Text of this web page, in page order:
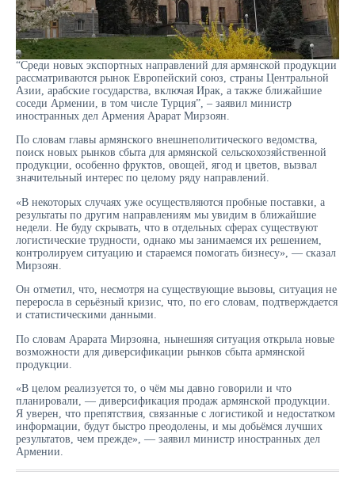
“Среди новых экспортных направлений для армянской продукции
рассматриваются рынок Европейский союз, страны Центральной
Азии, арабские государства, включая Ирак, а также ближайшие
соседи Армении, в том числе Турция”, – заявил министр
иностранных дел Армения Арарат Мирзоян.
По словам главы армянского внешнеполитического ведомства,
поиск новых рынков сбыта для армянской сельскохозяйственной
продукции, особенно фруктов, овощей, ягод и цветов, вызвал
значительный интерес по целому ряду направлений.
«В некоторых случаях уже осуществляются пробные поставки, а
результаты по другим направлениям мы увидим в ближайшие
недели. Не буду скрывать, что в отдельных сферах существуют
логистические трудности, однако мы занимаемся их решением,
контролируем ситуацию и стараемся помогать бизнесу», — сказал
Мирзоян.
Он отметил, что, несмотря на существующие вызовы, ситуация не
переросла в серьёзный кризис, что, по его словам, подтверждается
и статистическими данными.
По словам Арарата Мирзояна, нынешняя ситуация открыла новые
возможности для диверсификации рынков сбыта армянской
продукции.
«В целом реализуется то, о чём мы давно говорили и что
планировали, — диверсификация продаж армянской продукции.
Я уверен, что препятствия, связанные с логистикой и недостатком
информации, будут быстро преодолены, и мы добьёмся лучших
результатов, чем прежде», — заявил министр иностранных дел
Армении.